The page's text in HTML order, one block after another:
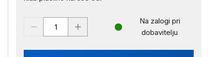
Na zalogi pri
dobavitelju